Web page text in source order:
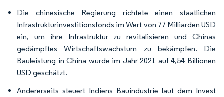
Die chinesische Regierung richtete einen staatlichen
Infrastrukturinvestitionsfonds im Wert von 77 Milliarden USD
ein, um ihre Infrastruktur zu revitalisieren und Chinas
gedämpftes Wirtschaftswachstum zu bekämpfen. Die
Bauleistung in China wurde im Jahr 2021 auf 4,54 Billionen
USD geschätzt.
Andererseits steuert Indiens Bauindustrie laut dem Invest